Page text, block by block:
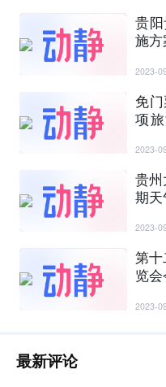
贵
施
2023-
免
项
2023-
贵
期
2023-
第
览
2023-
最新评论